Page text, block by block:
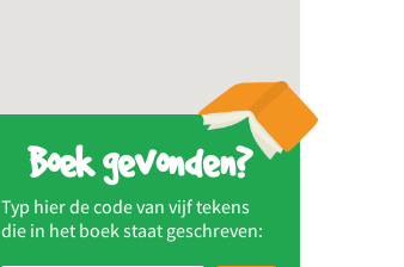
Boek gevonden?
Typ hier de code van vijf tekens
die in het boek staat geschreven: